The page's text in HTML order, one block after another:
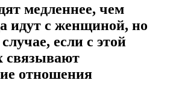
медленнее, чем
идут с женщиной, но
если с этой
связывают
отношения